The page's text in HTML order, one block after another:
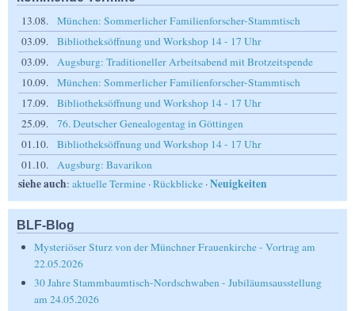
13.08.
München: Sommerlicher Familienforscher-Stammtisch
03.09.
Bibliotheksöffnung und Workshop 14 - 17 Uhr
03.09.
Augsburg: Traditioneller Arbeitsabend mit Brotzeitspende
10.09.
München: Sommerlicher Familienforscher-Stammtisch
17.09.
Bibliotheksöffnung und Workshop 14 - 17 Uhr
25.09.
76. Deutscher Genealogentag in Göttingen
01.10.
Bibliotheksöffnung und Workshop 14 - 17 Uhr
01.10.
Augsburg: Bavarikon
siehe auch: aktuelle Termine ·Rückblicke ·Neuigkeiten
BLF-Blog
Mysteriöser Sturz von der Münchner Frauenkirche - Vortrag am
22.05.2026
30 Jahre Stammbaumtisch-Nordschwaben - Jubiläumsausstellung
am 24.05.2026